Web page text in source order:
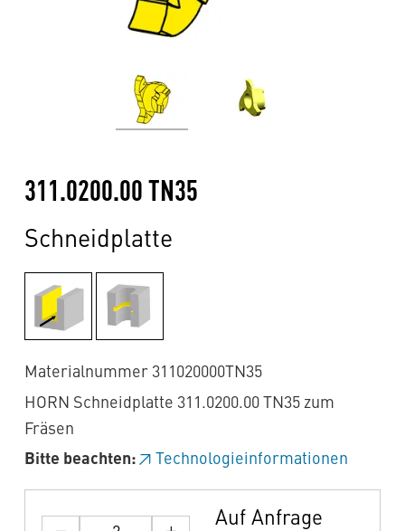
311.0200.00 TN35
Schneidplatte
Materialnummer 311020000TN35
HORN Schneidplatte 311.0200.00 TN35 zum
Fräsen
Bitte beachten:
Technologieinformationen
Auf Anfrage